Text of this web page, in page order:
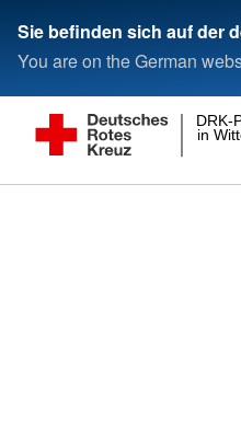
Sie befinden sich auf der
You are on the German
in
DRK-